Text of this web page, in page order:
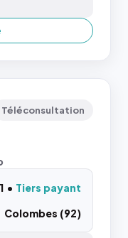
Téléconsultation
Tiers payant
Colombes (92)